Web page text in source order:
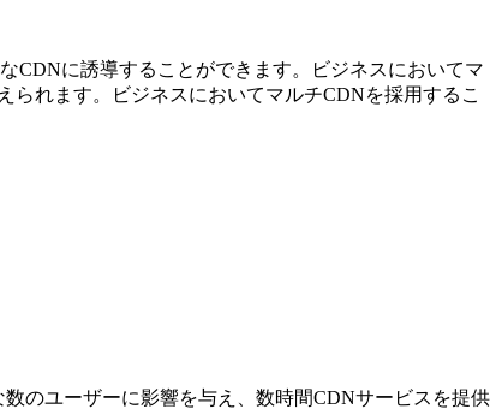
CDNに誘導することができます。ビジネスにおいてマ
れます。ビジネスにおいてマルチCDNを採用するこ
のユーザーに影響を与え、数時間CDNサービスを提供